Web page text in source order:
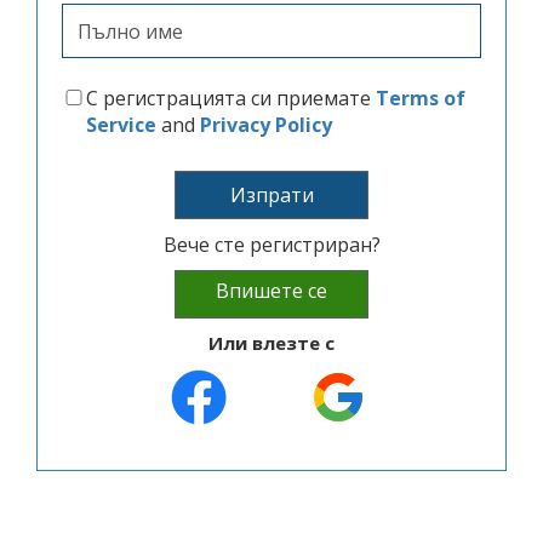
С регистрацията си приемате Terms of
Service and Privacy Policy
Изпрати
Вече сте регистриран?
Впишете се
Или влезте с